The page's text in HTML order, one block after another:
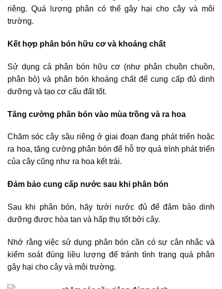
riêng. Quá lượng phân có thể gây hại cho cây và môi
trường.
Kết hợp phân bón hữu cơ và khoáng chất
Sử dụng cả phân bón hữu cơ (như phân chuồn chuồn,
phân bò) và phân bón khoáng chất để cung cấp đủ dinh
dưỡng và tạo cơ cấu đất tốt.
Tăng cường phân bón vào mùa trồng và ra hoa
Chăm sóc cây sầu riêng ở giai đoạn đang phát triển hoặc
ra hoa, tăng cường phân bón để hỗ trợ quá trình phát triển
của cây cũng như ra hoa kết trái.
Đảm bảo cung cấp nước sau khi phân bón
Sau khi phân bón, hãy tưới nước đủ để đảm bảo dinh
dưỡng được hòa tan và hấp thụ tốt bởi cây.
Nhớ rằng việc sử dụng phân bón cần có sự cân nhắc và
kiểm soát đúng liều lượng để tránh tình trạng quá phân
gây hại cho cây và môi trường.